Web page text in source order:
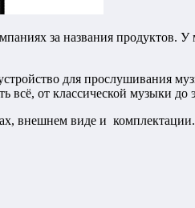
за названия
для прослушивания
всё, от классической музыки
внешнем виде и комплектации.